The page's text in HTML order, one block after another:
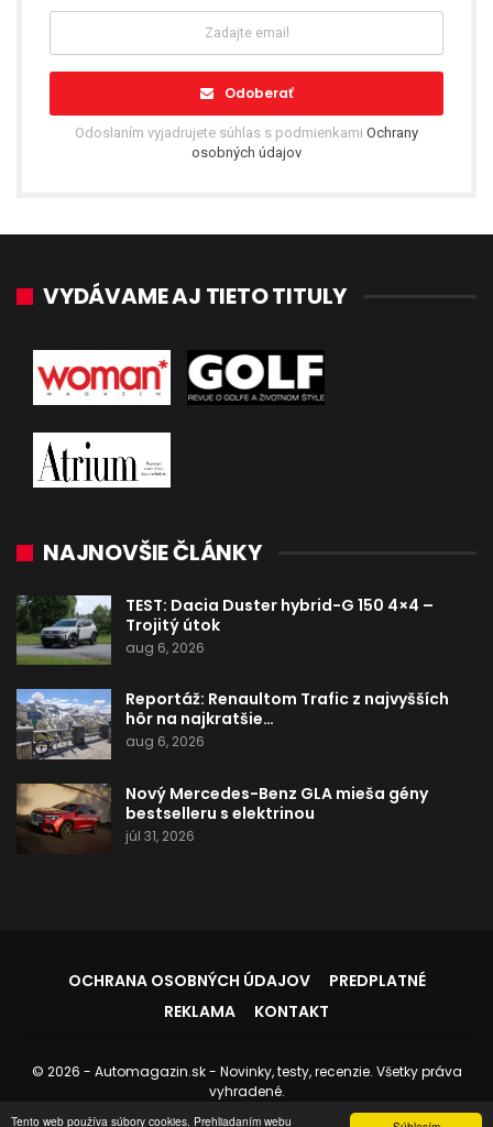
Tento web používa súbory cookies. Prehliadaním webu
Odoberať
Odoslaním vyjadrujete súhlas s podmienkami Ochrany
osobných údajov
VYDÁVAME AJ TIETO TITULY
NAJNOVŠIE ČLÁNKY
TEST: Dacia Duster hybrid-G 150 4×4 –
Trojitý útok
aug 6, 2026
Reportáž: Renaultom Trafic z najvyšších
hôr na najkratšie…
aug 6, 2026
Nový Mercedes-Benz GLA mieša gény
bestselleru s elektrinou
júl 31, 2026
OCHRANA OSOBNÝCH ÚDAJOV
PREDPLATNÉ
REKLAMA
KONTAKT
© 2026 - Automagazin.sk - Novinky, testy, recenzie. Všetky práva
vyhradené.
Stránku spravuje:Instedo.com